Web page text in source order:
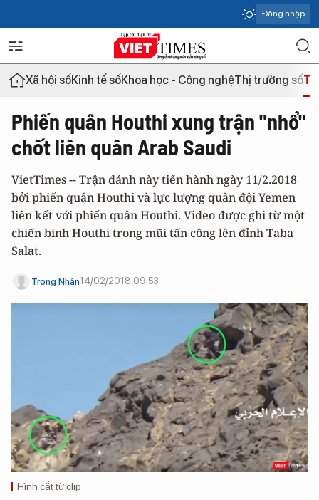
Đăng nhập
Xã hội sốKinh tế sốKhoa học - Công nghệThị trường số
Phiến quân Houthi xung trận "nhổ"
chốt liên quân Arab Saudi
VietTimes -- Trận đánh này tiến hành ngày 11/2.2018
bởi phiến quân Houthi và lực lượng quân đội Yemen
liên kết với phiến quân Houthi. Video được ghi từ một
chiến binh Houthi trong mũi tấn công lên đỉnh Taba
Salat.
Trọng Nhân14/02/2018 09:53
Hình cắt từ clip